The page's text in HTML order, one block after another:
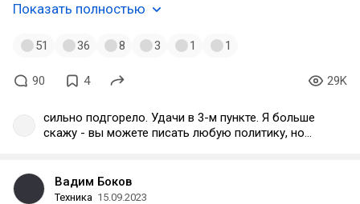
Показать полностью
51 36 8 3 1 1
90 4 29K
сильно подгорело. Удачи в 3-м пункте. Я больше
скажу - вы можете писать любую политику, но
гарантийное обслуживание если оно прописано,
вы тоже сделаете. Более того, ещё оплатите
Вадим Боков
Техника 15.09.2023